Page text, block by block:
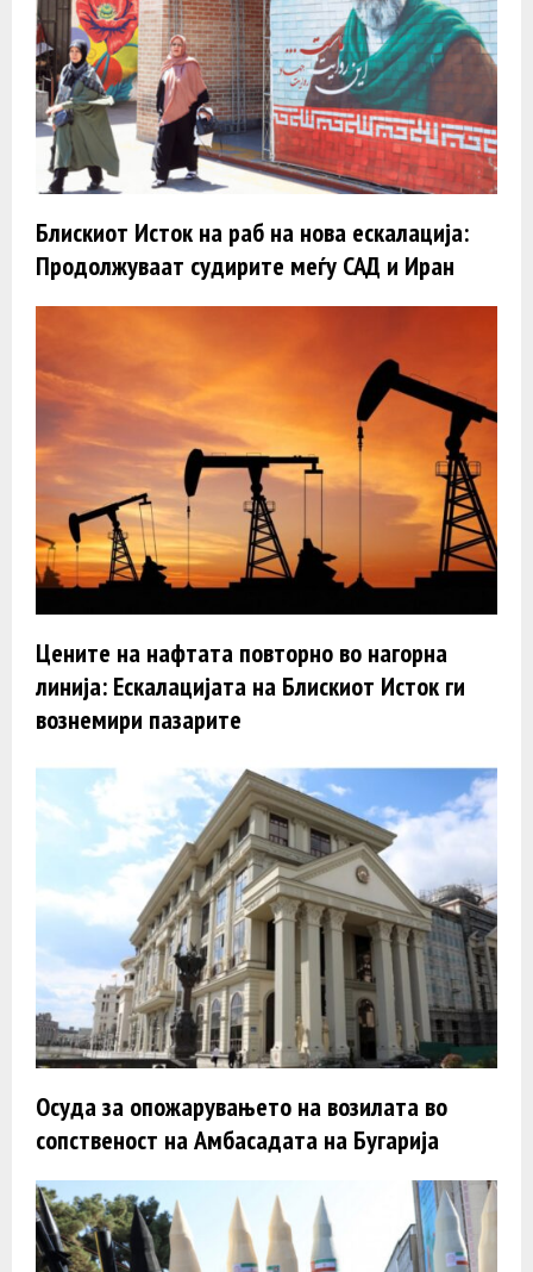
Блискиот Исток на раб на нова ескалација:
Продолжуваат судирите меѓу САД и Иран
Цените на нафтата повторно во нагорна
линија: Ескалацијата на Блискиот Исток ги
вознемири пазарите
Oсудa за опожарувањето на возилата во
сопственост на Амбасадата на Бугарија